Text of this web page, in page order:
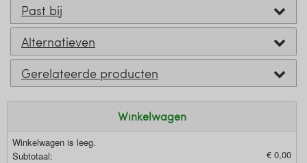
Past bij
Alternatieven
Gerelateerde producten
Winkelwagen
Winkelwagen is leeg.
Subtotaal:
€ 0,00